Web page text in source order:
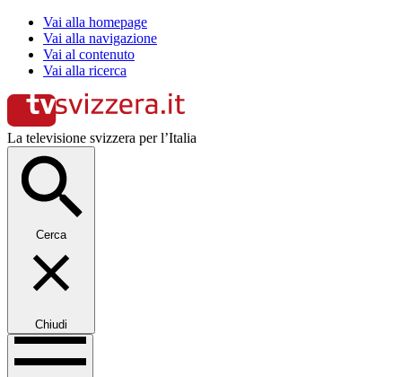
Vai alla homepage
Vai alla navigazione
Vai al contenuto
Vai alla ricerca
La televisione svizzera per l’Italia
Cerca
Chiudi